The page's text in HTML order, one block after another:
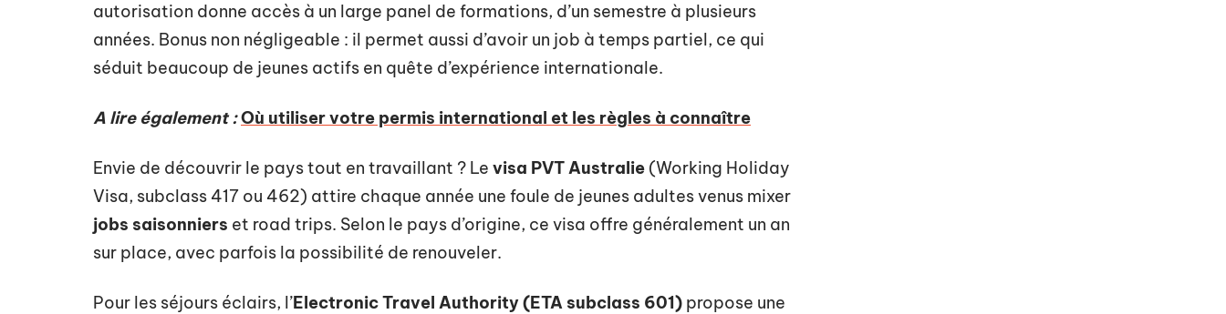
autorisation donne accès à un large panel de formations, d’un semestre à plusieurs
années. Bonus non négligeable : il permet aussi d’avoir un job à temps partiel, ce qui
séduit beaucoup de jeunes actifs en quête d’expérience internationale.
A lire également :Où utiliser votre permis international et les règles à connaître
Envie de découvrir le pays tout en travaillant ? Le visa PVT Australie (Working Holiday
Visa, subclass 417 ou 462) attire chaque année une foule de jeunes adultes venus mixer
jobs saisonniers et road trips. Selon le pays d’origine, ce visa offre généralement un an
sur place, avec parfois la possibilité de renouveler.
Pour les séjours éclairs, l’Electronic Travel Authority (ETA subclass 601) propose une